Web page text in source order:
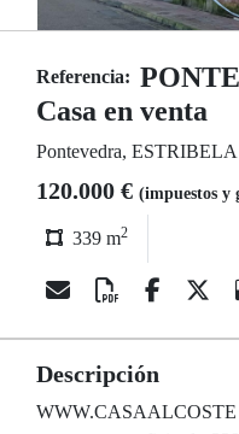
Referencia:
Casa en venta
Pontevedra, ESTRIBELA
120.000 € (impuestos y
339 m2
Descripción
WWW.CASAALCOSTE